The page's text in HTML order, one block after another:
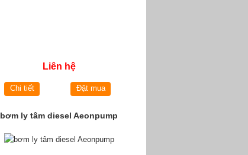
Liên hệ
Chi tiết Đặt mua
bơm ly tâm diesel Aeonpump